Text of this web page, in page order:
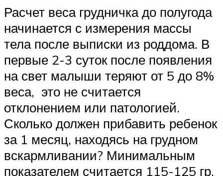
Расчет веса грудничка до полугода
начинается с измерения массы
тела после выписки из роддома. В
первые 2-3 суток после появления
на свет малыши теряют от 5 до 8%
веса, это не считается
отклонением или патологией.
Сколько должен прибавить ребенок
за 1 месяц, находясь на грудном
вскармливании? Минимальным
показателем считается 115-125 гр.